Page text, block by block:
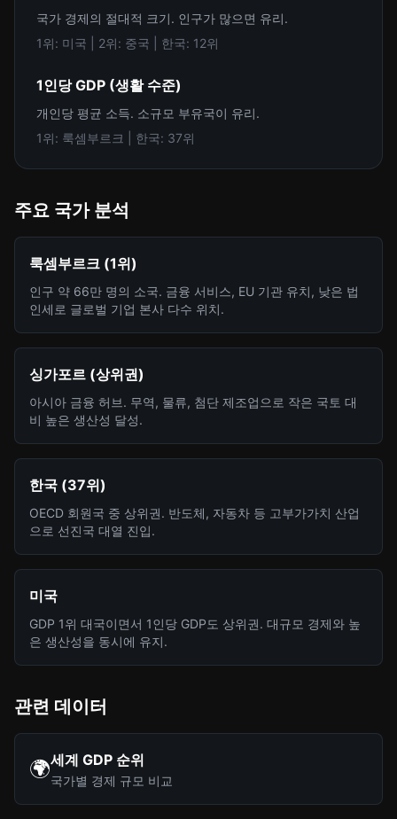
국가 경제의 절대적 크기. 인구가 많으면 유리.
1위: 미국 | 2위: 중국 | 한국: 12위
1인당 GDP (생활 수준)
개인당 평균 소득. 소규모 부유국이 유리.
1위: 룩셈부르크 | 한국: 37위
주요 국가 분석
룩셈부르크 (1위)
인구 약 66만 명의 소국. 금융 서비스, EU 기관 유치, 낮은 법
인세로 글로벌 기업 본사 다수 위치.
싱가포르 (상위권)
아시아 금융 허브. 무역, 물류, 첨단 제조업으로 작은 국토 대
비 높은 생산성 달성.
한국 (37위)
OECD 회원국 중 상위권. 반도체, 자동차 등 고부가가치 산업
으로 선진국 대열 진입.
미국
GDP 1위 대국이면서 1인당 GDP도 상위권. 대규모 경제와 높
은 생산성을 동시에 유지.
관련 데이터
🌍세계 GDP 순위
국가별 경제 규모 비교